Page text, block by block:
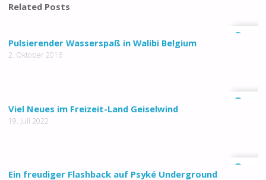
Related Posts
Pulsierender Wasserspaß in Walibi Belgium
2. Oktober 2016
Viel Neues im Freizeit-Land Geiselwind
19. Juli 2022
Ein freudiger Flashback auf Psyké Underground